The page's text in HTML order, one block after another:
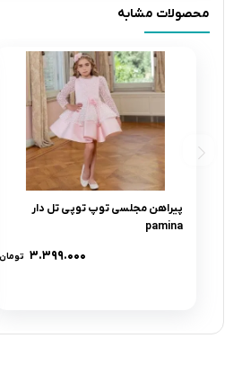
محصولات مشابه
پیراهن مجلسی توپ توپی تل دار
pamina
۳.۳۹۹.۰۰۰ تومان